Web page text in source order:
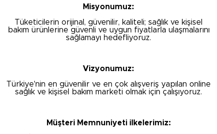
Misyonumuz:
Tüketicilerin orijinal, güvenilir, kaliteli; sağlık ve kişisel
bakım ürünlerine güvenli ve uygun fiyatlarla ulaşmalarını
sağlamayı hedefliyoruz.
Vizyonumuz:
Türkiye'nin en güvenilir ve en çok alışveriş yapılan online
sağlık ve kişisel bakım marketi olmak için çalışıyoruz.
Müşteri Memnuniyeti ilkelerimiz: